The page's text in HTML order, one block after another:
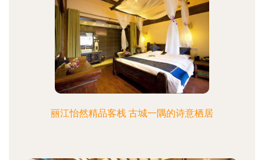
丽江怡然精品客栈 古城一隅的诗意栖居